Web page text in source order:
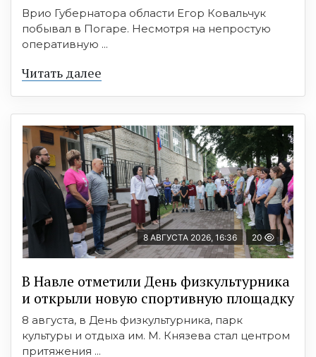
Врио Губернатора области Егор Ковальчук
побывал в Погаре. Несмотря на непростую
оперативную ...
Читать далее
8 АВГУСТА 2026, 16:36 20
В Навле отметили День физкультурника
и открыли новую спортивную площадку
8 августа, в День физкультурника, парк
культуры и отдыха им. М. Князева стал центром
притяжения ...